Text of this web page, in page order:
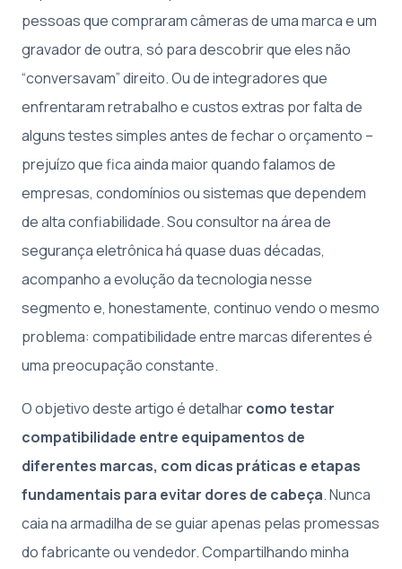
pessoas que compraram câmeras de uma marca e um
gravador de outra, só para descobrir que eles não
“conversavam” direito. Ou de integradores que
enfrentaram retrabalho e custos extras por falta de
alguns testes simples antes de fechar o orçamento –
prejuízo que fica ainda maior quando falamos de
empresas, condomínios ou sistemas que dependem
de alta confiabilidade. Sou consultor na área de
segurança eletrônica há quase duas décadas,
acompanho a evolução da tecnologia nesse
segmento e, honestamente, continuo vendo o mesmo
problema: compatibilidade entre marcas diferentes é
uma preocupação constante.
O objetivo deste artigo é detalharcomo testar
compatibilidade entre equipamentos de
diferentes marcas, com dicas práticas e etapas
fundamentais para evitar dores de cabeça. Nunca
caia na armadilha de se guiar apenas pelas promessas
do fabricante ou vendedor. Compartilhando minha